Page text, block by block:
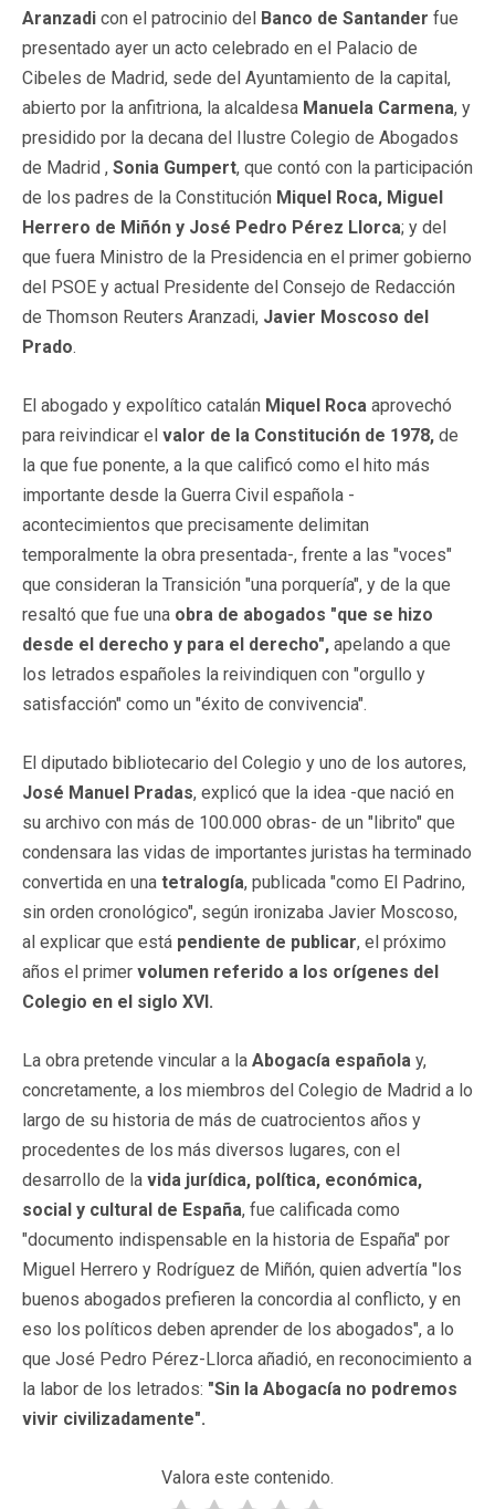
Aranzadi con el patrocinio del Banco de Santander fue
presentado ayer un acto celebrado en el Palacio de
Cibeles de Madrid, sede del Ayuntamiento de la capital,
abierto por la anfitriona, la alcaldesa Manuela Carmena, y
presidido por la decana del Ilustre Colegio de Abogados
de Madrid , Sonia Gumpert, que contó con la participación
de los padres de la Constitución Miquel Roca, Miguel
Herrero de Miñón y José Pedro Pérez Llorca; y del
que fuera Ministro de la Presidencia en el primer gobierno
del PSOE y actual Presidente del Consejo de Redacción
de Thomson Reuters Aranzadi, Javier Moscoso del
Prado.
El abogado y expolítico catalán Miquel Roca aprovechó
para reivindicar el valor de la Constitución de 1978, de
la que fue ponente, a la que calificó como el hito más
importante desde la Guerra Civil española -
acontecimientos que precisamente delimitan
temporalmente la obra presentada-, frente a las "voces"
que consideran la Transición "una porquería", y de la que
resaltó que fue una obra de abogados "que se hizo
desde el derecho y para el derecho", apelando a que
los letrados españoles la reivindiquen con "orgullo y
satisfacción" como un "éxito de convivencia".
El diputado bibliotecario del Colegio y uno de los autores,
José Manuel Pradas, explicó que la idea -que nació en
su archivo con más de 100.000 obras- de un "librito" que
condensara las vidas de importantes juristas ha terminado
convertida en una tetralogía, publicada "como El Padrino,
sin orden cronológico", según ironizaba Javier Moscoso,
al explicar que está pendiente de publicar, el próximo
años el primer volumen referido a los orígenes del
Colegio en el siglo XVI.
La obra pretende vincular a la Abogacía española y,
concretamente, a los miembros del Colegio de Madrid a lo
largo de su historia de más de cuatrocientos años y
procedentes de los más diversos lugares, con el
desarrollo de la vida jurídica, política, económica,
social y cultural de España, fue calificada como
"documento indispensable en la historia de España" por
Miguel Herrero y Rodríguez de Miñón, quien advertía "los
buenos abogados prefieren la concordia al conflicto, y en
eso los políticos deben aprender de los abogados", a lo
que José Pedro Pérez-Llorca añadió, en reconocimiento a
la labor de los letrados: "Sin la Abogacía no podremos
vivir civilizadamente".
Valora este contenido.